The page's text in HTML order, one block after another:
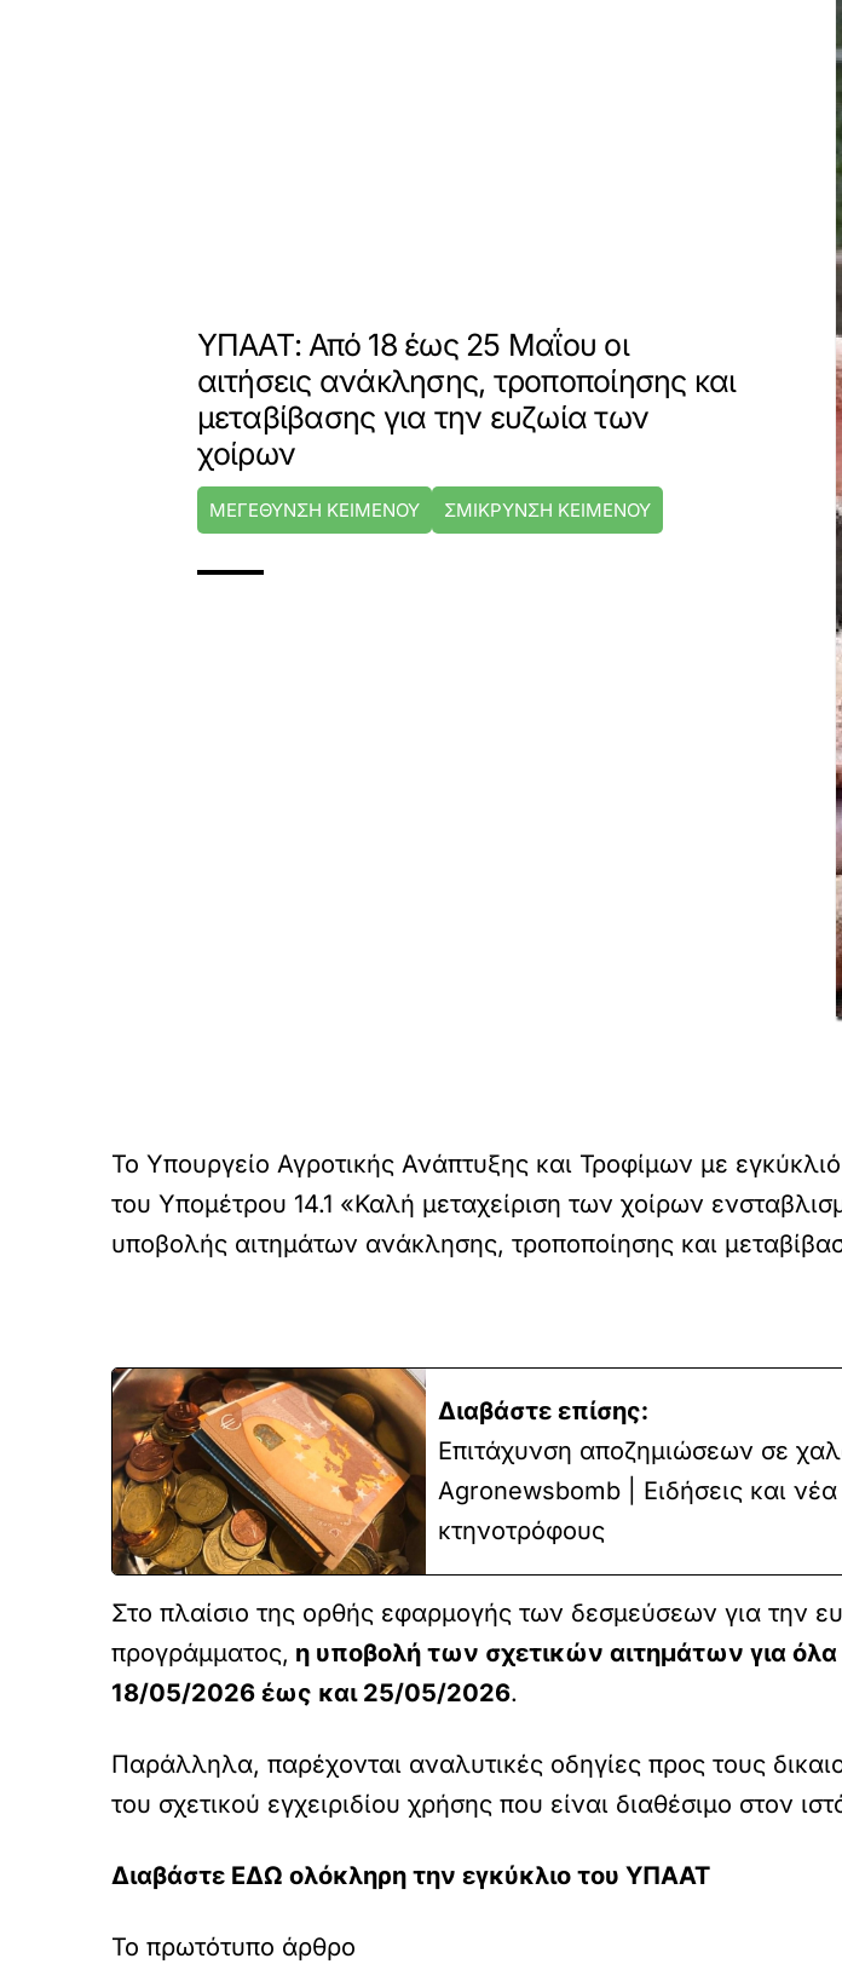
ΥΠΑΑΤ: Από 18 έως 25 Μαΐου οι
αιτήσεις ανάκλησης, τροποποίησης και
μεταβίβασης για την ευζωία των
χοίρων
ΜΕΓΕΘΥΝΣΗ ΚΕΙΜΕΝΟΥ ΣΜΙΚΡΥΝΣΗ ΚΕΙΜΕΝΟΥ
Το Υπουργείο Αγροτικής Ανάπτυξης και Τροφίμων με
του Υπομέτρου 14.1 «Καλή μεταχείριση των χοίρων
υποβολής αιτημάτων ανάκλησης, τροποποίησης και
Διαβάστε επίσης:
Επιτάχυνση αποζημιώσεων σε
Agronewsbomb | Ειδήσεις και νέα
κτηνοτρόφους
Στο πλαίσιο της ορθής εφαρμογής των δεσμεύσεων για την
προγράμματος, η υποβολή των σχετικών αιτημάτων για
18/05/2026 έως και 25/05/2026.
Παράλληλα, παρέχονται αναλυτικές οδηγίες προς τους
του σχετικού εγχειριδίου χρήσης που είναι διαθέσιμο στον
Διαβάστε ΕΔΩ ολόκληρη την εγκύκλιο του ΥΠΑΑΤ
Το πρωτότυπο άρθρο